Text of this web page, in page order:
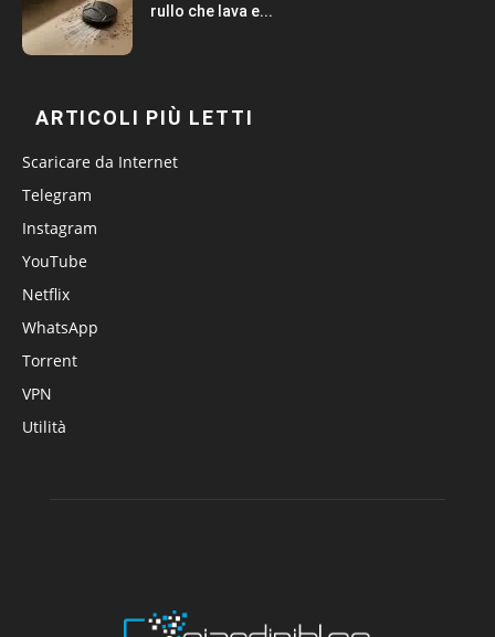
rullo che lava e...
ARTICOLI PIÙ LETTI
Scaricare da Internet
Telegram
Instagram
YouTube
Netflix
WhatsApp
Torrent
VPN
Utilità